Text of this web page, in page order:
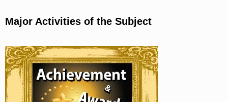
Major Activities of the Subject